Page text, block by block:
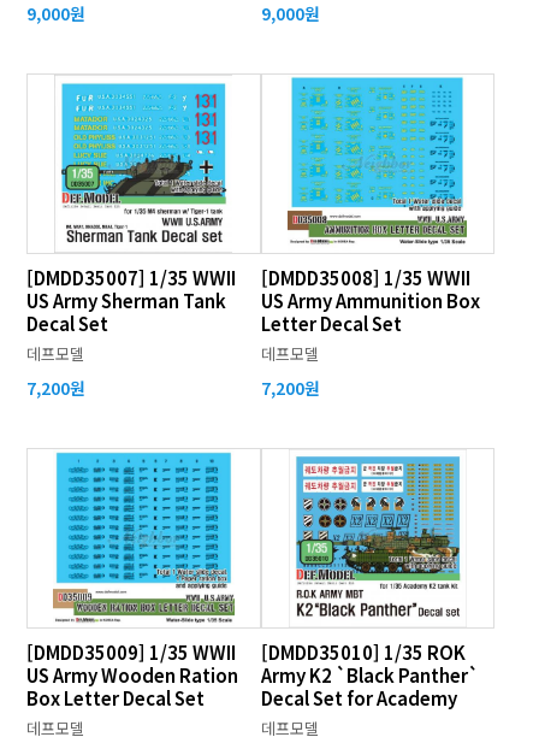
9,000원 9,000원
[DMDD35007] 1/35 WWII
US Army Sherman Tank
Decal Set
데프모델
7,200원
[DMDD35008] 1/35 WWII
US Army Ammunition Box
Letter Decal Set
데프모델
7,200원
[DMDD35009] 1/35 WWII
US Army Wooden Ration
Box Letter Decal Set
데프모델
[DMDD35010] 1/35 ROK
Army K2 `Black Panther`
Decal Set for Academy
데프모델